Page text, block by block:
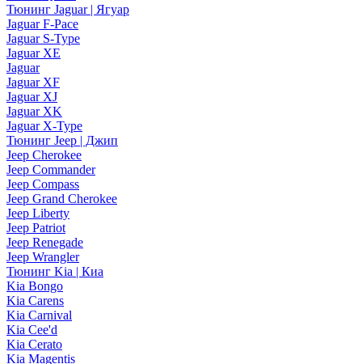
Тюнинг Jaguar | Ягуар
Jaguar F-Pace
Jaguar S-Type
Jaguar XE
Jaguar
Jaguar XF
Jaguar XJ
Jaguar XK
Jaguar X-Type
Тюнинг Jeep | Джип
Jeep Cherokee
Jeep Commander
Jeep Compass
Jeep Grand Cherokee
Jeep Liberty
Jeep Patriot
Jeep Renegade
Jeep Wrangler
Тюнинг Kia | Киа
Kia Bongo
Kia Carens
Kia Carnival
Kia Cee'd
Kia Cerato
Kia Magentis